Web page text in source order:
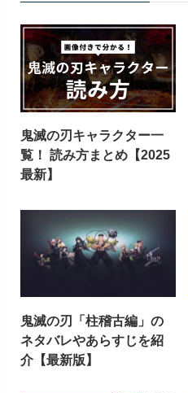
鬼滅の刃キャラクター一
覧！ 読み方まとめ【2025
最新】
鬼滅の刃「柱稽古編」の
ネタバレやあらすじを紹
介【最新版】